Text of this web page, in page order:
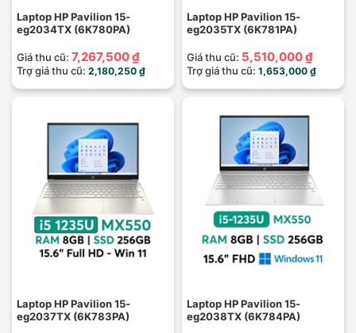
Laptop HP Pavilion 15-
eg2034TX (6K780PA)
Giá thu cũ: 7,267,500 ₫
Trợ giá thu cũ: 2,180,250 ₫
Laptop HP Pavilion 15-
eg2035TX (6K781PA)
Giá thu cũ: 5,510,000 ₫
Trợ giá thu cũ: 1,653,000 ₫
Laptop HP Pavilion 15-
eg2037TX (6K783PA)
Laptop HP Pavilion 15-
eg2038TX (6K784PA)